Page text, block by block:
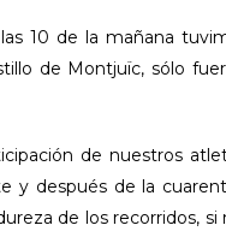
10 de la mañana
de Montjuïc, sólo
de nuestros
y después de la
de los recorridos,